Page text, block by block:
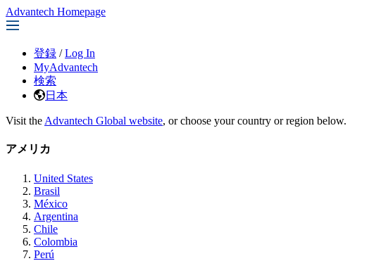
Advantech Homepage
登録 / Log In
MyAdvantech
検索
日本
Visit the Advantech Global website, or choose your country or region below.
アメリカ
United States
Brasil
México
Argentina
Chile
Colombia
Perú